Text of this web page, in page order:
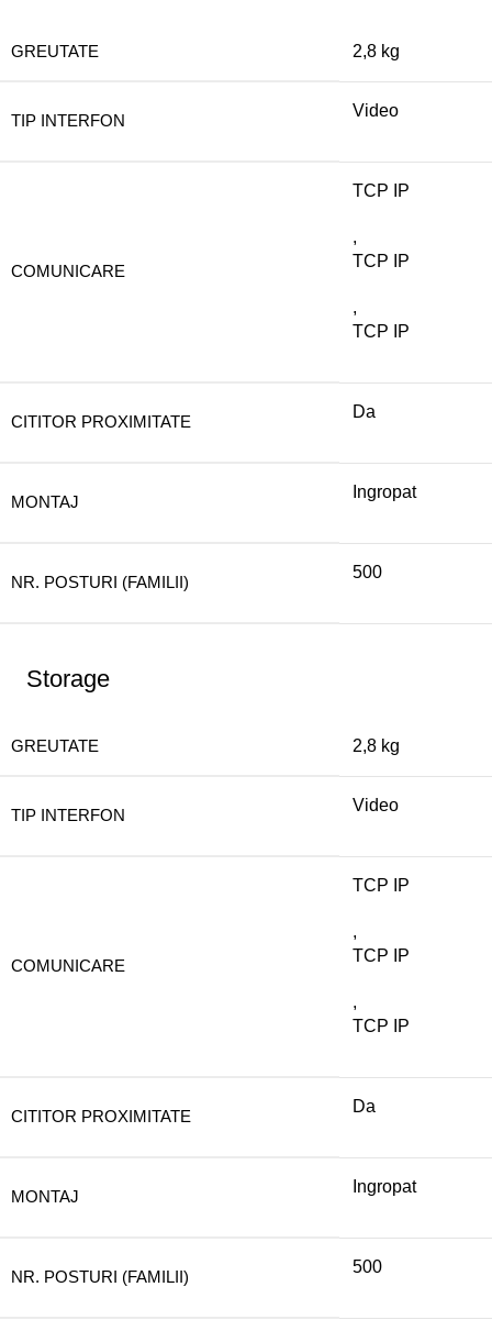
GREUTATE 2,8 kg
TIP INTERFON
Video
COMUNICARE
TCP IP
,
TCP IP
,
TCP IP
CITITOR PROXIMITATE
Da
MONTAJ
Ingropat
NR. POSTURI (FAMILII)
500
Storage
GREUTATE 2,8 kg
TIP INTERFON
Video
COMUNICARE
TCP IP
,
TCP IP
,
TCP IP
CITITOR PROXIMITATE
Da
MONTAJ
Ingropat
NR. POSTURI (FAMILII)
500